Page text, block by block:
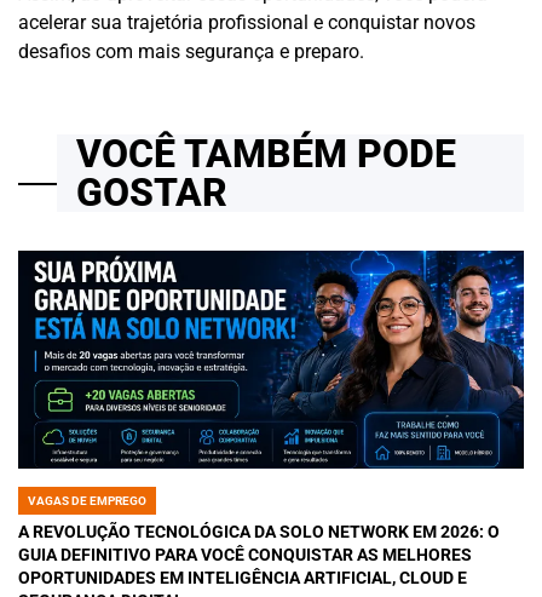
acelerar sua trajetória profissional e conquistar novos
desafios com mais segurança e preparo.
VOCÊ TAMBÉM PODE
GOSTAR
POSTED
IN
VAGAS DE EMPREGO
A REVOLUÇÃO TECNOLÓGICA DA SOLO NETWORK EM 2026: O
GUIA DEFINITIVO PARA VOCÊ CONQUISTAR AS MELHORES
OPORTUNIDADES EM INTELIGÊNCIA ARTIFICIAL, CLOUD E